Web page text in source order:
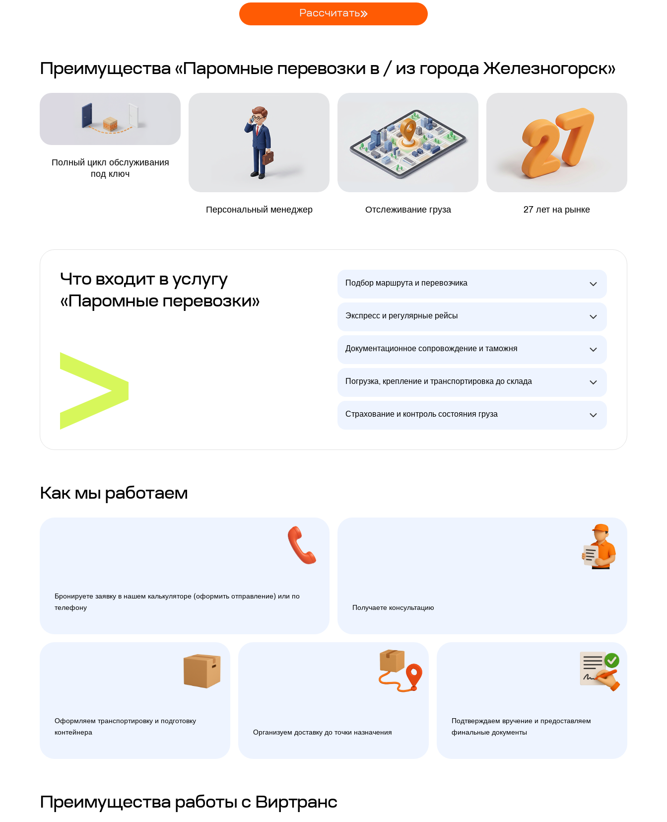
Рассчитать
Преимущества «Паромные перевозки в / из города Железногорск»
Полный цикл обслуживания
под ключ
Персональный менеджер Отслеживание груза 27 лет на рынке
Что входит в услугу
«Паромные перевозки»
Подбор маршрута и перевозчика
Экспресс и регулярные рейсы
Документационное сопровождение и таможня
Погрузка, крепление и транспортировка до склада
Страхование и контроль состояния груза
Как мы работаем
Бронируете заявку в нашем калькуляторе (оформить отправление) или по
телефону
Получаете консультацию
Оформляем транспортировку и подготовку
контейнера
Организуем доставку до точки назначения
Подтверждаем вручение и предоставляем
финальные документы
Преимущества работы с Виртранс